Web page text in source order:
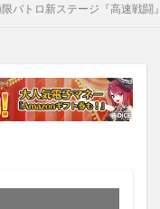
限バトロ新ステージ『高速戦